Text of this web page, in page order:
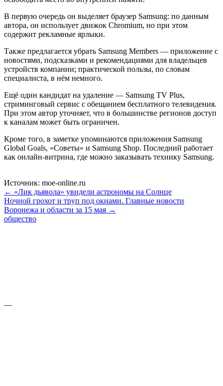
В первую очередь он выделяет браузер Samsung: по данным
автора, он использует движок Chromium, но при этом
содержит рекламные ярлыки.
Также предлагается убрать Samsung Members — приложение с
новостями, подсказками и рекомендациями для владельцев
устройств компании; практической пользы, по словам
специалиста, в нём немного.
Ещё один кандидат на удаление — Samsung TV Plus,
стриминговый сервис с обещанием бесплатного телевидения.
При этом автор уточняет, что в большинстве регионов доступ
к каналам может быть ограничен.
Кроме того, в заметке упоминаются приложения Samsung
Global Goals, «Советы» и Samsung Shop. Последний работает
как онлайн-витрина, где можно заказывать технику Samsung.
Источник: moe-online.ru
← «Лик дьявола» увидели астрономы на Солнце
Ночной грохот и труп под окнами. Главные новости
Воронежа и области за 15 мая →
общество
—